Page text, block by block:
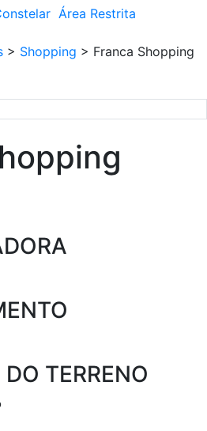
Área Restrita
> Shopping > Franca Shopping
TERRENO